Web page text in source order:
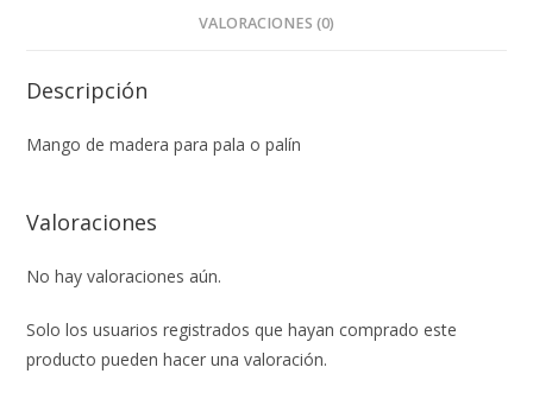
VALORACIONES (0)
Descripción
Mango de madera para pala o palín
Valoraciones
No hay valoraciones aún.
Solo los usuarios registrados que hayan comprado este
producto pueden hacer una valoración.